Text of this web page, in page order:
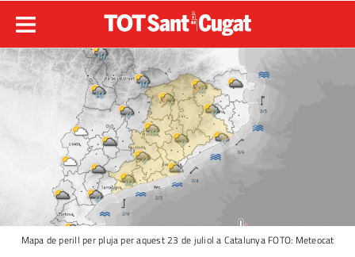
Mapa de perill per pluja per aquest 23 de juliol a Catalunya FOTO: Meteocat